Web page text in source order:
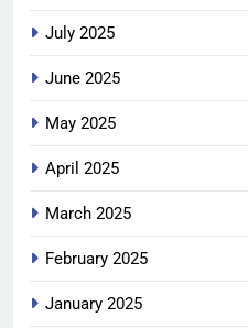
July 2025
June 2025
May 2025
April 2025
March 2025
February 2025
January 2025